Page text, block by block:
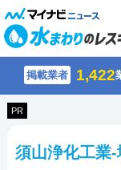
掲載業者 1,422
PR
須山浄化工業-